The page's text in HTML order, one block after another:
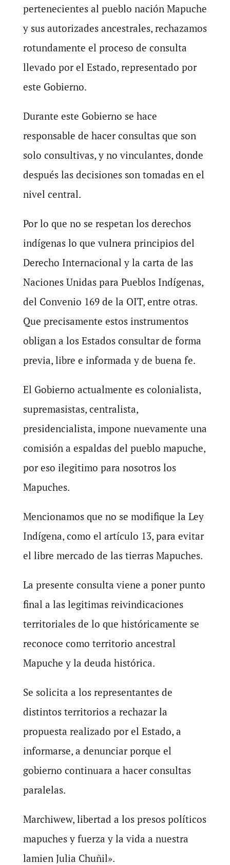
pertenecientes al pueblo nación Mapuche
y sus autorizades ancestrales, rechazamos
rotundamente el proceso de consulta
llevado por el Estado, representado por
este Gobierno.
Durante este Gobierno se hace
responsable de hacer consultas que son
solo consultivas, y no vinculantes, donde
después las decisiones son tomadas en el
nivel central.
Por lo que no se respetan los derechos
indígenas lo que vulnera principios del
Derecho Internacional y la carta de las
Naciones Unidas para Pueblos Indígenas,
del Convenio 169 de la OIT, entre otras.
Que precisamente estos instrumentos
obligan a los Estados consultar de forma
previa, libre e informada y de buena fe.
El Gobierno actualmente es colonialista,
supremasistas, centralista,
presidencialista, impone nuevamente una
comisión a espaldas del pueblo mapuche,
por eso ilegitimo para nosotros los
Mapuches.
Mencionamos que no se modifique la Ley
Indígena, como el artículo 13, para evitar
el libre mercado de las tierras Mapuches.
La presente consulta viene a poner punto
final a las legitimas reivindicaciones
territoriales de lo que históricamente se
reconoce como territorio ancestral
Mapuche y la deuda histórica.
Se solicita a los representantes de
distintos territorios a rechazar la
propuesta realizado por el Estado, a
informarse, a denunciar porque el
gobierno continuara a hacer consultas
paralelas.
Marchiwew, libertad a los presos políticos
mapuches y fuerza y la vida a nuestra
lamien Julia Chuñil».